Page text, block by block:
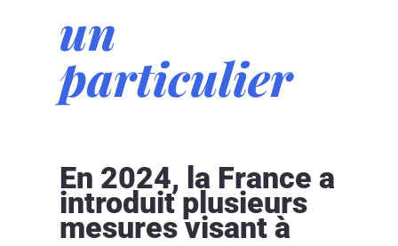
un
particulier
En 2024, la France a
introduit plusieurs
mesures visant à